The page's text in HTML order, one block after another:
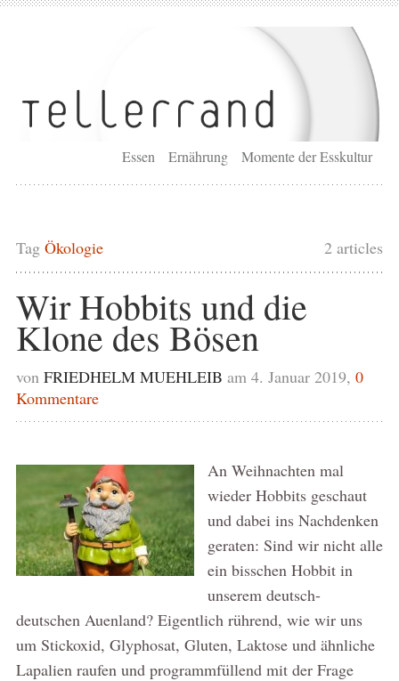
Essen Ernährung Momente der Esskultur
2 articles
Tag Ökologie
Wir Hobbits und die
Klone des Bösen
von FRIEDHELM MUEHLEIB am 4. Januar 2019, 0
Kommentare
An Weihnachten mal
wieder Hobbits geschaut
und dabei ins Nachdenken
geraten: Sind wir nicht alle
ein bisschen Hobbit in
unserem deutsch-
deutschen Auenland? Eigentlich rührend, wie wir uns
um Stickoxid, Glyphosat, Gluten, Laktose und ähnliche
Lapalien raufen und programmfüllend mit der Frage